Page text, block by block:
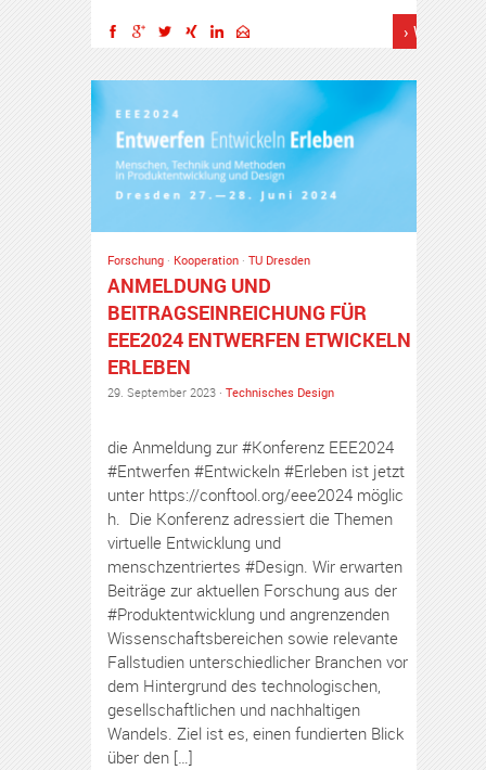
›
Forschung · Kooperation · TU Dresden
ANMELDUNG UND
BEITRAGSEINREICHUNG FÜR
EEE2024 ENTWERFEN ETWICKELN
ERLEBEN
29. September 2023 · Technisches Design
die Anmeldung zur #Konferenz EEE2024
#Entwerfen #Entwickeln #Erleben ist jetzt
unter https://conftool.org/eee2024 möglic
h. Die Konferenz adressiert die Themen
virtuelle Entwicklung und
menschzentriertes #Design. Wir erwarten
Beiträge zur aktuellen Forschung aus der
#Produktentwicklung und angrenzenden
Wissenschaftsbereichen sowie relevante
Fallstudien unterschiedlicher Branchen vor
dem Hintergrund des technologischen,
gesellschaftlichen und nachhaltigen
Wandels. Ziel ist es, einen fundierten Blick
über den […]